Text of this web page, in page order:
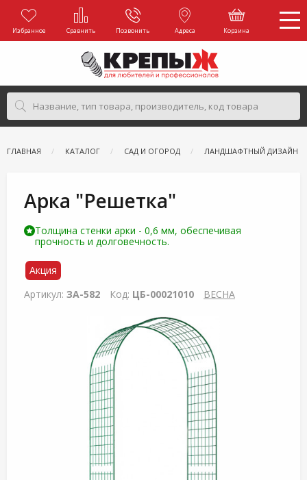
Избранное Сравнить Позвонить Адреса Корзина
ГЛАВНАЯ КАТАЛОГ САД И ОГОРОД ЛАНДШАФТНЫЙ ДИЗАЙН
Арка "Решетка"
Толщина стенки арки - 0,6 мм, обеспечивая
прочность и долговечность.
Акция
Артикул: ЗА-582 Код: ЦБ-00021010 ВЕСНА